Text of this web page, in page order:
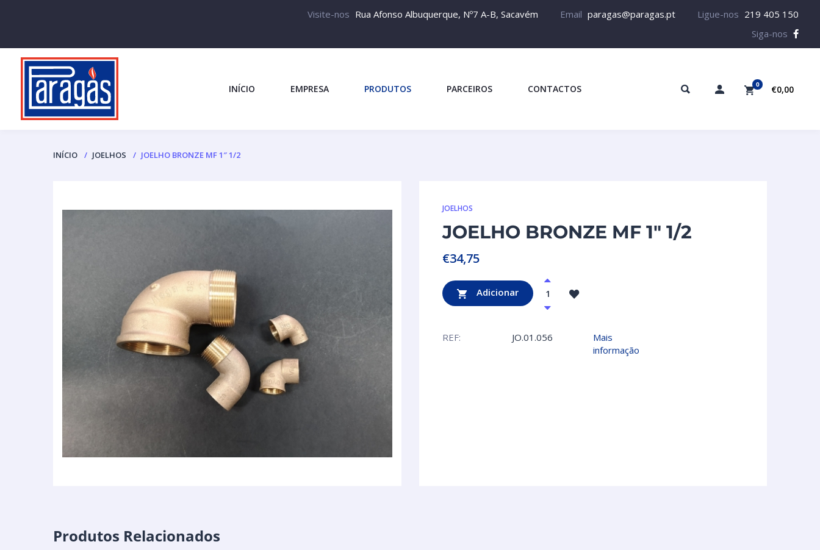
Visite-nos Rua Afonso Albuquerque, Nº7 A-B, Sacavém Email paragas@paragas.pt Ligue-nos 219 405 150
Siga-nos
INÍCIO EMPRESA PRODUTOS PARCEIROS CONTACTOS 0 €0,00
INÍCIO JOELHOS JOELHO BRONZE MF 1″ 1/2
JOELHOS
JOELHO BRONZE MF 1″ 1/2
€34,75
Adicionar
REF: JO.01.056
Mais
informação
Produtos Relacionados